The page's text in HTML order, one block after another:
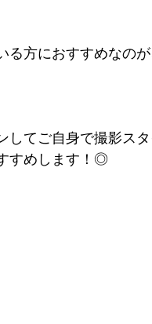
る方におすすめなの
してご自身で撮影ス
すめします！◎